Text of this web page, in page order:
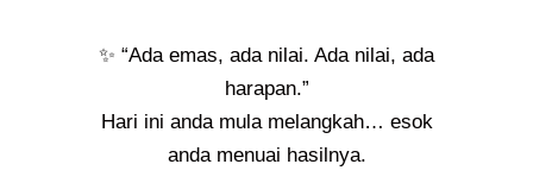
✨ “Ada emas, ada nilai. Ada nilai, ada
harapan.”
Hari ini anda mula melangkah… esok
anda menuai hasilnya.